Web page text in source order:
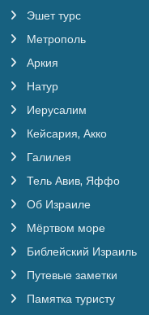
Эшет турс
Метрополь
Аркия
Натур
Иерусалим
Кейсария, Акко
Галилея
Тель Авив, Яффо
Об Израиле
Мёртвом море
Библейский Израиль
Путевые заметки
Памятка туристу